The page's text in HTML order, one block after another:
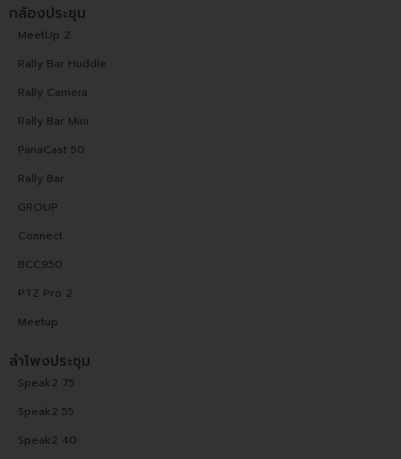
กล้องประชุม
MeetUp 2
Rally Bar Huddle
Rally Camera
Rally Bar Mini
PanaCast 50
Rally Bar
GROUP
Connect
BCC950
PTZ Pro 2
Meetup
ลำโพงประชุม
Speak2 75
Speak2 55
Speak2 40